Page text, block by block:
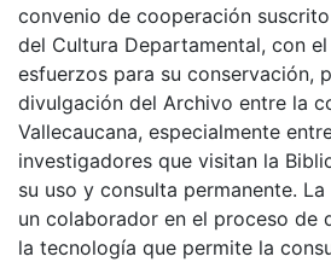
convenio de cooperación
del Cultura Departamental, con
esfuerzos para su conservación,
divulgación del Archivo entre la
Vallecaucana, especialmente
investigadores que visitan la
su uso y consulta permanente.
un colaborador en el proceso de
la tecnología que permite la